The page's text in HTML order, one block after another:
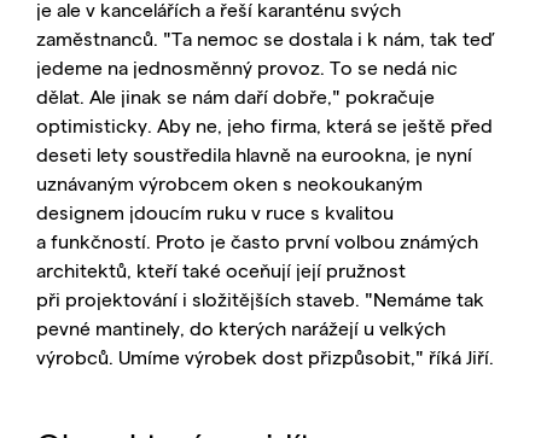
je ale v kancelářích a řeší karanténu svých
zaměstnanců. "Ta nemoc se dostala i k nám, tak teď
jedeme na jednosměnný provoz. To se nedá nic
dělat. Ale jinak se nám daří dobře," pokračuje
optimisticky. Aby ne, jeho firma, která se ještě před
deseti lety soustředila hlavně na eurookna, je nyní
uznávaným výrobcem oken s neokoukaným
designem jdoucím ruku v ruce s kvalitou
a funkčností. Proto je často první volbou známých
architektů, kteří také oceňují její pružnost
při projektování i složitějších staveb. "Nemáme tak
pevné mantinely, do kterých narážejí u velkých
výrobců. Umíme výrobek dost přizpůsobit," říká Jiří.